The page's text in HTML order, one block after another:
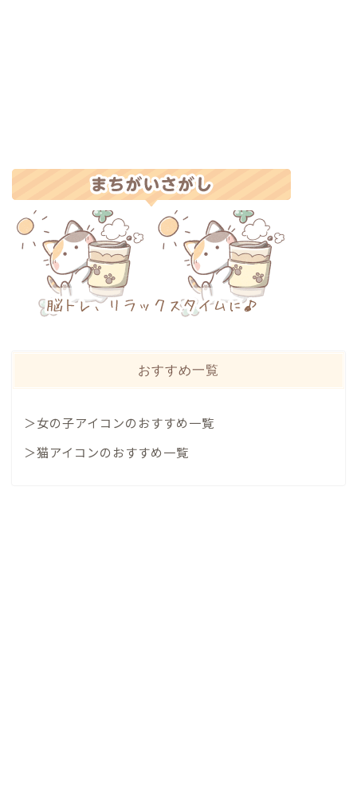
おすすめ一覧
＞女の子アイコンのおすすめ一覧
＞猫アイコンのおすすめ一覧